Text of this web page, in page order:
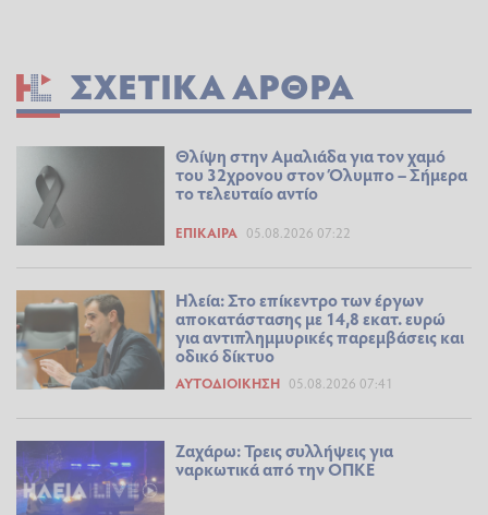
ΣΧΕΤΙΚΆ ΆΡΘΡΑ
Θλίψη στην Αμαλιάδα για τον χαμό
του 32χρονου στον Όλυμπο – Σήμερα
το τελευταίο αντίο
ΕΠΊΚΑΙΡΑ 05.08.2026 07:22
Ηλεία: Στο επίκεντρο των έργων
αποκατάστασης με 14,8 εκατ. ευρώ
για αντιπλημμυρικές παρεμβάσεις και
οδικό δίκτυο
ΑΥΤΟΔΙΟΊΚΗΣΗ 05.08.2026 07:41
Ζαχάρω: Τρεις συλλήψεις για
ναρκωτικά από την ΟΠΚΕ